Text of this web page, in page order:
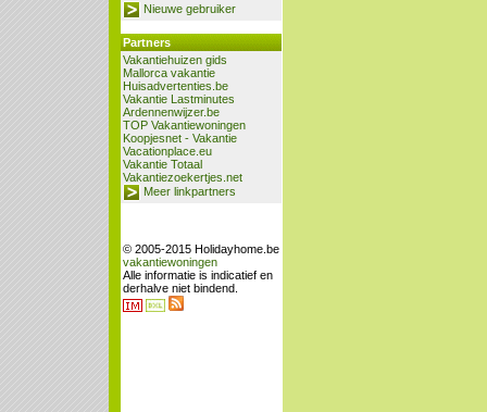
Nieuwe gebruiker
Partners
Vakantiehuizen gids
Mallorca vakantie
Huisadvertenties.be
Vakantie Lastminutes
Ardennenwijzer.be
TOP Vakantiewoningen
Koopjesnet - Vakantie
Vacationplace.eu
Vakantie Totaal
Vakantiezoekertjes.net
Meer linkpartners
© 2005-2015 Holidayhome.be
vakantiewoningen
Alle informatie is indicatief en
derhalve niet bindend.